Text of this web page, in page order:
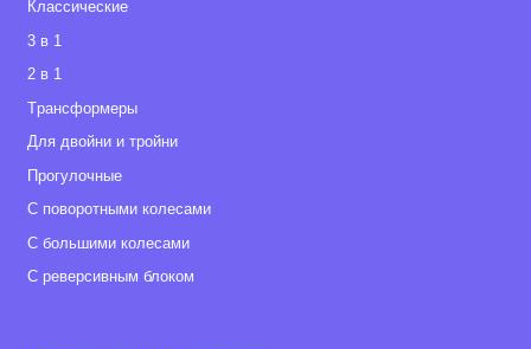
Классические
3 в 1
2 в 1
Tрансформеры
Для двойни и тройни
Прогулочные
С поворотными колесами
С большими колесами
С реверсивным блоком